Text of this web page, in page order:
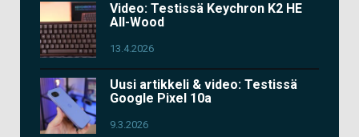
Video: Testissä Keychron K2 HE
All-Wood
13.4.2026
Uusi artikkeli & video: Testissä
Google Pixel 10a
9.3.2026